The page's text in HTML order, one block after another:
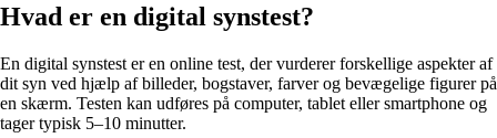
Hvad er en digital synstest?
En digital synstest er en online test, der vurderer forskellige aspekter af
dit syn ved hjælp af billeder, bogstaver, farver og bevægelige figurer på
en skærm. Testen kan udføres på computer, tablet eller smartphone og
tager typisk 5–10 minutter.